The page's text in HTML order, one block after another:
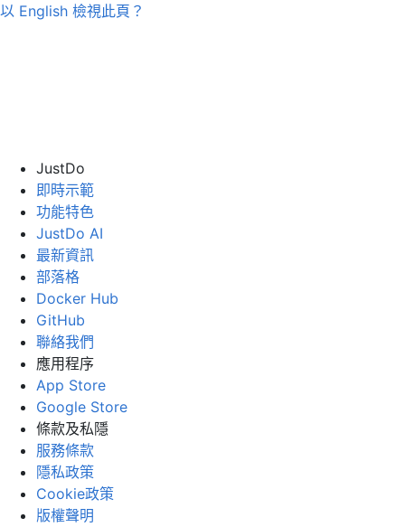
以 English 檢視此頁？
JustDo
即時示範
功能特色
JustDo AI
最新資訊
部落格
Docker Hub
GitHub
聯絡我們
應用程序
App Store
Google Store
條款及私隱
服務條款
隱私政策
Cookie政策
版權聲明